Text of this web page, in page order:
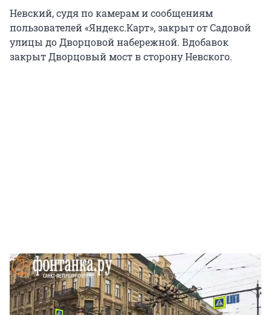
Невский, судя по камерам и сообщениям
пользователей «Яндекс.Карт», закрыт от Садовой
улицы до Дворцовой набережной. Вдобавок
закрыт Дворцовый мост в сторону Невского.